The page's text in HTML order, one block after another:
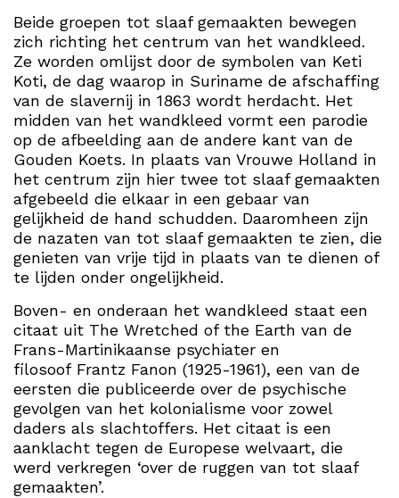
Beide groepen tot slaaf gemaakten bewegen
zich richting het centrum van het wandkleed.
Ze worden omlijst door de symbolen van Keti
Koti, de dag waarop in Suriname de afschaffing
van de slavernij in 1863 wordt herdacht. Het
midden van het wandkleed vormt een parodie
op de afbeelding aan de andere kant van de
Gouden Koets. In plaats van Vrouwe Holland in
het centrum zijn hier twee tot slaaf gemaakten
afgebeeld die elkaar in een gebaar van
gelijkheid de hand schudden. Daaromheen zijn
de nazaten van tot slaaf gemaakten te zien, die
genieten van vrije tijd in plaats van te dienen of
te lijden onder ongelijkheid.
Boven- en onderaan het wandkleed staat een
citaat uit The Wretched of the Earth van de
Frans-Martinikaanse psychiater en
filosoof Frantz Fanon (1925-1961), een van de
eersten die publiceerde over de psychische
gevolgen van het kolonialisme voor zowel
daders als slachtoffers. Het citaat is een
aanklacht tegen de Europese welvaart, die
werd verkregen ‘over de ruggen van tot slaaf
gemaakten’.